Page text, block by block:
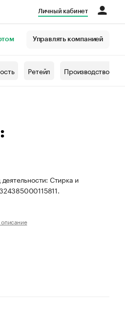
Личный кабинет
Управлять компанией
Ретейл Производство
Стирка и